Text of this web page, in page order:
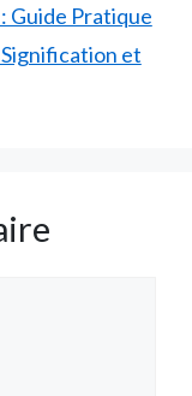
Guide Pratique
et